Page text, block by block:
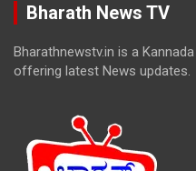
Bharath News TV
Bharathnewstv.in is a
offering latest News updates.